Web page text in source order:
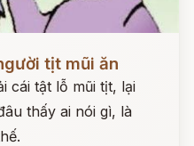
tịt mũi ăn
cái tật lỗ mũi tịt, lại
thấy ai nói gì, là